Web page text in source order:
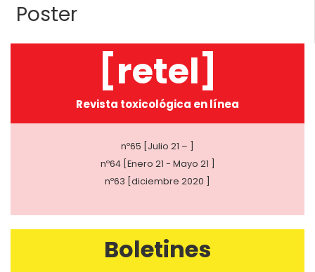
Poster
[retel]
Revista toxicológica en línea
nº65 [Julio 21 – ]
nº64 [Enero 21 - Mayo 21 ]
nº63 [diciembre 2020 ]
Boletines